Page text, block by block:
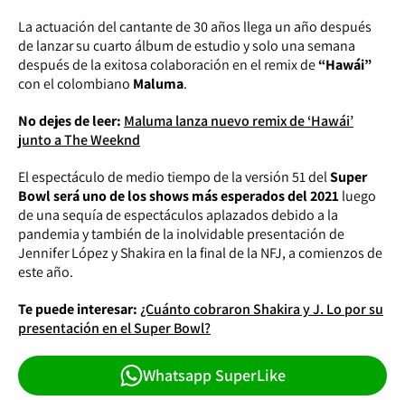
La actuación del cantante de 30 años llega un año después
de lanzar su cuarto álbum de estudio y solo una semana
después de la exitosa colaboración en el remix de“Hawái”
con el colombiano Maluma.
No dejes de leer: Maluma lanza nuevo remix de ‘Hawái’
junto a The Weeknd
El espectáculo de medio tiempo de la versión 51 delSuper
Bowl será uno de los shows más esperados del 2021 luego
de una sequía de espectáculos aplazados debido a la
pandemia y también de la inolvidable presentación de
Jennifer López y Shakira en la final de la NFJ, a comienzos de
este año.
Te puede interesar: ¿Cuánto cobraron Shakira y J. Lo por su
presentación en el Super Bowl?
Whatsapp SuperLike